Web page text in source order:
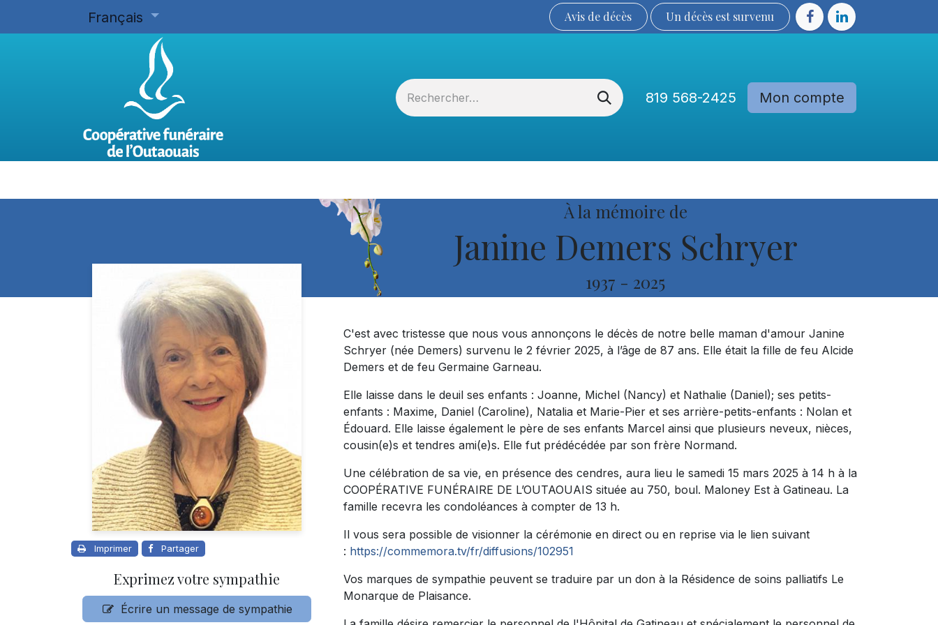
Français Avis de décès Un décès est sur​​​​​​​​ve​nu​​​​​​​​​​
819 568-2425 Mon compte
À la mémoire de
Janine Demers Schryer
1937 - 2025
Imprimer Partager
Exprimez votre sympathie
Écrire un message de sympathie
C'est avec tristesse que nous vous annonçons le décès de notre belle maman d'amour Janine
Schryer (née Demers) survenu le 2 février 2025, à l’âge de 87 ans. Elle était la fille de feu Alcide
Demers et de feu Germaine Garneau.
Elle laisse dans le deuil ses enfants : Joanne, Michel (Nancy) et Nathalie (Daniel); ses petits-
enfants : Maxime, Daniel (Caroline), Natalia et Marie-Pier et ses arrière-petits-enfants : Nolan et
Édouard. Elle laisse également le père de ses enfants Marcel ainsi que plusieurs neveux, nièces,
cousin(e)s et tendres ami(e)s. Elle fut prédécédée par son frère Normand.
Une célébration de sa vie, en présence des cendres, aura lieu le samedi 15 mars 2025 à 14 h à la
COOPÉRATIVE FUNÉRAIRE DE L’OUTAOUAIS située au 750, boul. Maloney Est à Gatineau. La
famille recevra les condoléances à compter de 13 h.
Il vous sera possible de visionner la cérémonie en direct ou en reprise via le lien suivant
: https://commemora.tv/fr/diffusions/102951
Vos marques de sympathie peuvent se traduire par un don à la Résidence de soins palliatifs Le
Monarque de Plaisance.